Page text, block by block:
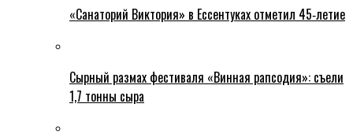
«Санаторий Виктория» в Ессентуках отметил 45‑летие
Сырный размах фестиваля «Винная рапсодия»: съели
1,7 тонны сыра